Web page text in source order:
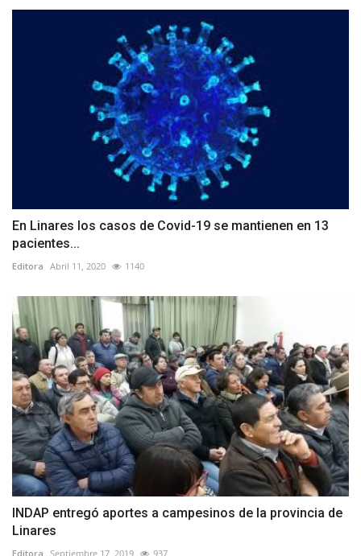
En Linares los casos de Covid-19 se mantienen en 13
pacientes...
Editora Abril 11, 2020 1140
INDAP entregó aportes a campesinos de la provincia de
Linares
Editora Septiembre 17, 2019 937